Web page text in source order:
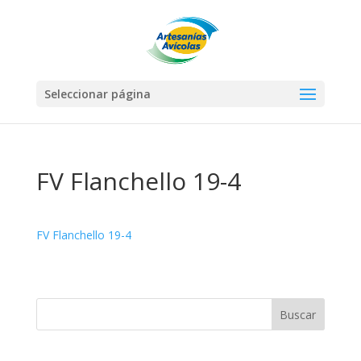
Seleccionar página
FV Flanchello 19-4
FV Flanchello 19-4